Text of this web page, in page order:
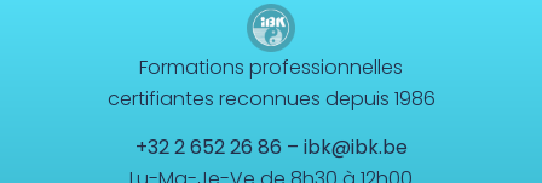
Formations professionnelles
certifiantes reconnues depuis 1986
+32 2 652 26 86 – ibk@ibk.be